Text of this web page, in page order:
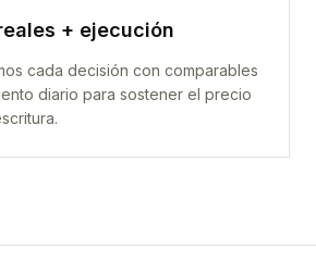
+ ejecución
cada decisión con comparables
diario para sostener el precio